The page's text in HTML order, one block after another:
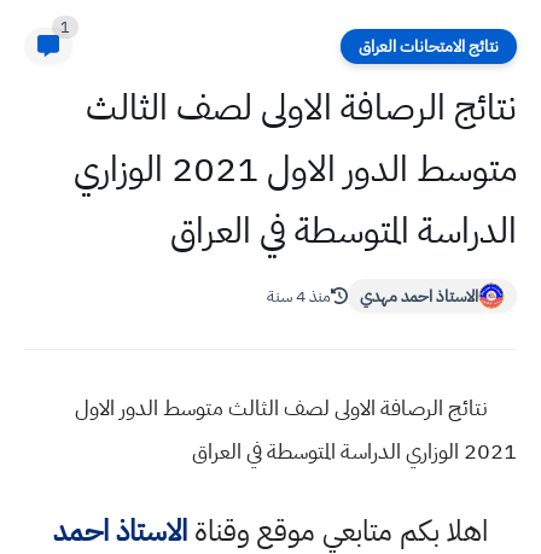
نتائج الامتحانات العراق
1
نتائج الرصافة الاولى لصف الثالث
متوسط الدور الاول 2021 الوزاري
الدراسة المتوسطة في العراق
الاستاذ احمد مهدي منذ 4 سنة
نتائج الرصافة الاولى لصف الثالث متوسط الدور الاول
2021 الوزاري الدراسة المتوسطة في العراق
اهلا بكم متابعي موقع وقناةالاستاذ احمد